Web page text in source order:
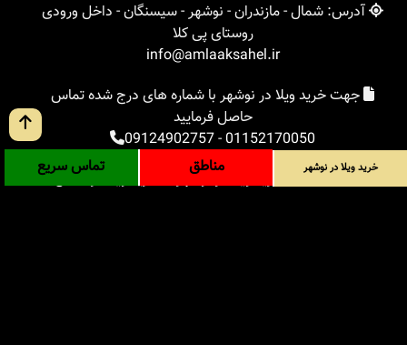
آدرس: شمال - مازندران - نوشهر - سیسنگان - داخل ورودی
روستای پی کلا
info@amlaaksahel.ir
جهت خرید ویلا در نوشهر با شماره های درج شده تماس
حاصل فرمایید
01152170050
-
09124902757
املاک ساحل
خرید ویلا در نوشهر
خرید ویلا در شمال
خرید ویلا در نوشهر مناطق تماس سریع